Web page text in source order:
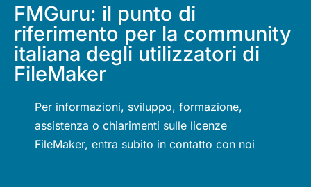
FMGuru: il punto di
riferimento per la community
italiana degli utilizzatori di
FileMaker
Per informazioni, sviluppo, formazione,
assistenza o chiarimenti sulle licenze
FileMaker, entra subito in contatto con noi